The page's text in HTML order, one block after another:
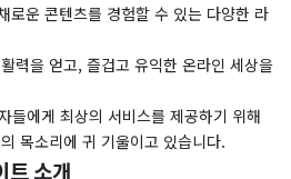
로운 콘텐츠를 경험할 수 있는 다양한 라
력을 얻고, 즐겁고 유익한 온라인 세상을
들에게 최상의 서비스를 제공하기 위해
목소리에 귀 기울이고 있습니다.
트 소개